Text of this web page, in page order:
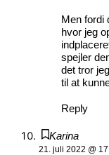
Men fordi
hvor jeg
spejler
det tror
til at
Reply
Karina
21. juli 2022 @